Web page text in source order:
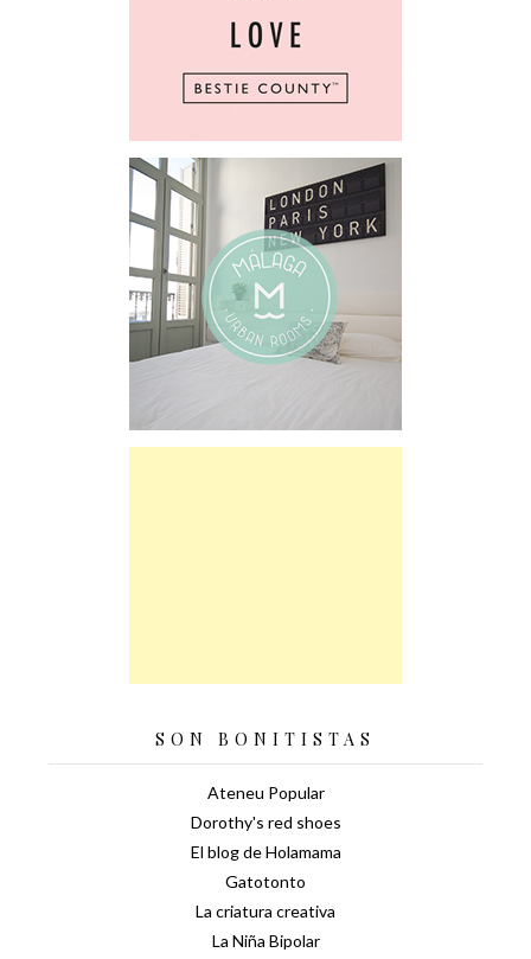
SON BONITISTAS
Ateneu Popular
Dorothy's red shoes
El blog de Holamama
Gatotonto
La criatura creativa
La Niña Bipolar